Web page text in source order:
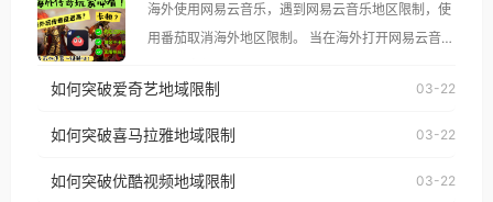
像其他音乐平台一样，出现地区及版权限制问题，且
仅能在中国大陆地区播放。 遇到这个问题的朋友们，
使用番茄回国加速器，即可解决「海外用户收听腾讯
台湾、美国、加拿大、澳大利亚、欧洲等国家和地区
权限制所困扰。
海外使用网易云音乐，遇到网易云音乐地区限制，使
用番茄取消海外地区限制。 当在海外打开网易云音
播放”的提示语。 海外用户如香港、澳门、台湾、美
国、加拿大、澳大利亚、欧洲等国家和地区时，网易
制问题，且仅能在中国大陆地区播放。 遇到这个问题
如何突破爱奇艺地域限制 03-22
如何突破喜马拉雅地域限制 03-22
如何突破优酷视频地域限制 03-22